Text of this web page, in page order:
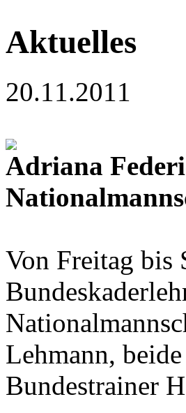
Aktuelles
20.11.2011
Adriana
Von Freitag bis
Lehmann,
Bundestrainer